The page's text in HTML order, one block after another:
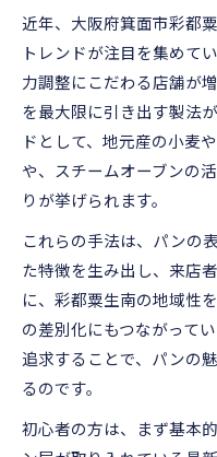
近年、大阪府箕面市彩都
トレンドが注目を集めて
力調整にこだわる店舗が
を最大限に引き出す製法
ドとして、地元産の小麦
や、スチームオーブンの
りが挙げられます。
これらの手法は、パンの
た特徴を生み出し、来店
に、彩都粟生南の地域性
の差別化にもつながって
追求することで、パンの
るのです。
初心者の方は、まず基本